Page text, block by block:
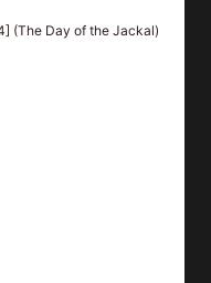
(The Day of the Jackal)